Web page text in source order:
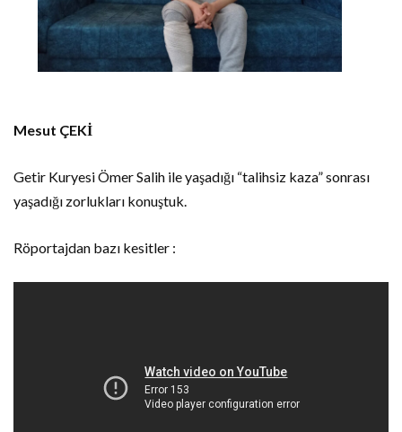
Mesut ÇEKİ
Getir Kuryesi Ömer Salih ile yaşadığı “talihsiz kaza” sonrası
yaşadığı zorlukları konuştuk.
Röportajdan bazı kesitler :